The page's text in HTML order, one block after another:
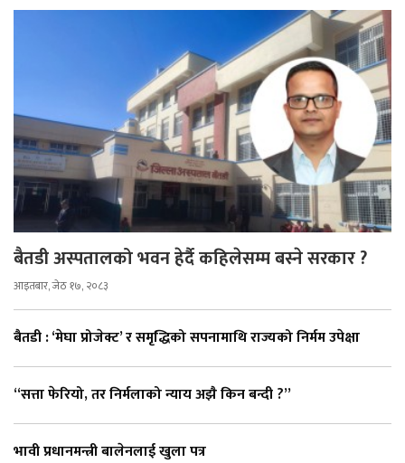
बैतडी अस्पतालको भवन हेर्दै कहिलेसम्म बस्ने सरकार ?
आइतबार, जेठ १७, २०८३
बैतडी : ‘मेघा प्रोजेक्ट’ र समृद्धिको सपनामाथि राज्यको निर्मम उपेक्षा
“सत्ता फेरियो, तर निर्मलाको न्याय अझै किन बन्दी ?”
भावी प्रधानमन्त्री बालेनलाई खुला पत्र